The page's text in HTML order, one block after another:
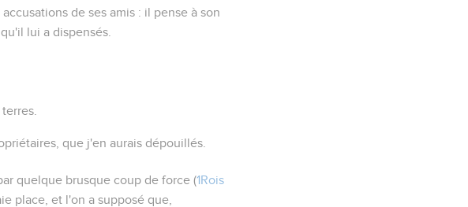
de ses amis : il pense à son
lui a dispensés.
que j'en aurais dépouillés.
quelque brusque coup de force (1Rois
place, et l'on a supposé que,